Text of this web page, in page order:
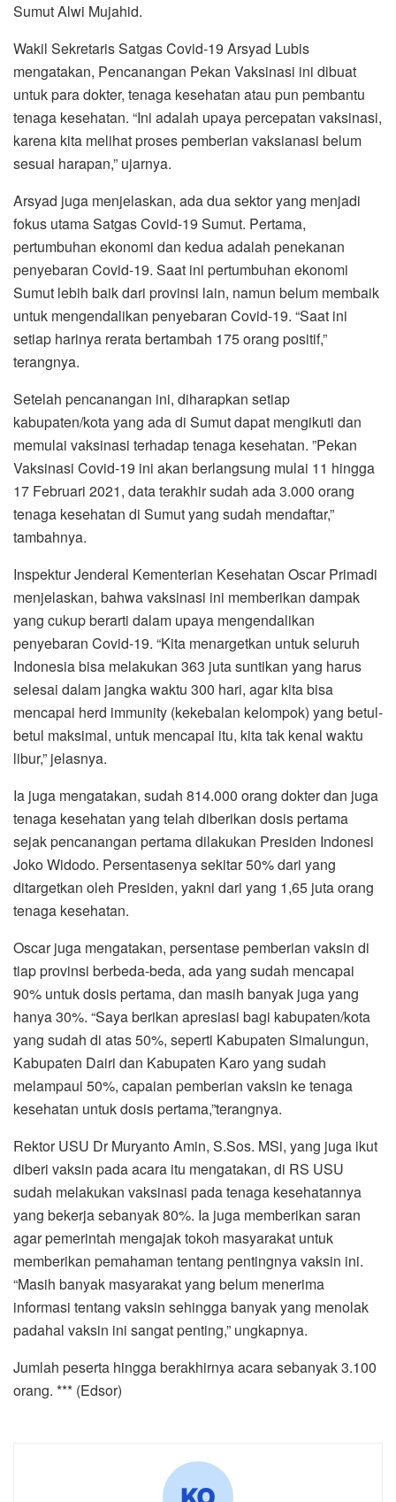
Sumut Alwi Mujahid.
Wakil Sekretaris Satgas Covid-19 Arsyad Lubis
mengatakan, Pencanangan Pekan Vaksinasi ini dibuat
untuk para dokter, tenaga kesehatan atau pun pembantu
tenaga kesehatan. “Ini adalah upaya percepatan vaksinasi,
karena kita melihat proses pemberian vaksianasi belum
sesuai harapan,” ujarnya.
Arsyad juga menjelaskan, ada dua sektor yang menjadi
fokus utama Satgas Covid-19 Sumut. Pertama,
pertumbuhan ekonomi dan kedua adalah penekanan
penyebaran Covid-19. Saat ini pertumbuhan ekonomi
Sumut lebih baik dari provinsi lain, namun belum membaik
untuk mengendalikan penyebaran Covid-19. “Saat ini
setiap harinya rerata bertambah 175 orang positif,”
terangnya.
Setelah pencanangan ini, diharapkan setiap
kabupaten/kota yang ada di Sumut dapat mengikuti dan
memulai vaksinasi terhadap tenaga kesehatan. ”Pekan
Vaksinasi Covid-19 ini akan berlangsung mulai 11 hingga
17 Februari 2021, data terakhir sudah ada 3.000 orang
tenaga kesehatan di Sumut yang sudah mendaftar,”
tambahnya.
Inspektur Jenderal Kementerian Kesehatan Oscar Primadi
menjelaskan, bahwa vaksinasi ini memberikan dampak
yang cukup berarti dalam upaya mengendalikan
penyebaran Covid-19. “Kita menargetkan untuk seluruh
Indonesia bisa melakukan 363 juta suntikan yang harus
selesai dalam jangka waktu 300 hari, agar kita bisa
mencapai herd immunity (kekebalan kelompok) yang betul-
betul maksimal, untuk mencapai itu, kita tak kenal waktu
libur,” jelasnya.
Ia juga mengatakan, sudah 814.000 orang dokter dan juga
tenaga kesehatan yang telah diberikan dosis pertama
sejak pencanangan pertama dilakukan Presiden Indonesi
Joko Widodo. Persentasenya sekitar 50% dari yang
ditargetkan oleh Presiden, yakni dari yang 1,65 juta orang
tenaga kesehatan.
Oscar juga mengatakan, persentase pemberian vaksin di
tiap provinsi berbeda-beda, ada yang sudah mencapai
90% untuk dosis pertama, dan masih banyak juga yang
hanya 30%. “Saya berikan apresiasi bagi kabupaten/kota
yang sudah di atas 50%, seperti Kabupaten Simalungun,
Kabupaten Dairi dan Kabupaten Karo yang sudah
melampaui 50%, capaian pemberian vaksin ke tenaga
kesehatan untuk dosis pertama,”terangnya.
Rektor USU Dr Muryanto Amin, S.Sos. MSi, yang juga ikut
diberi vaksin pada acara itu mengatakan, di RS USU
sudah melakukan vaksinasi pada tenaga kesehatannya
yang bekerja sebanyak 80%. Ia juga memberikan saran
agar pemerintah mengajak tokoh masyarakat untuk
memberikan pemahaman tentang pentingnya vaksin ini.
“Masih banyak masyarakat yang belum menerima
informasi tentang vaksin sehingga banyak yang menolak
padahal vaksin ini sangat penting,” ungkapnya.
Jumlah peserta hingga berakhirnya acara sebanyak 3.100
orang. *** (Edsor)